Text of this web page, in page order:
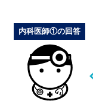
内科医師①の回答